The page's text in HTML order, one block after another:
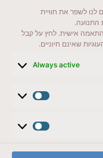
לנו לשפר את חוויית
התנועה.
אישית. לחץ על קבל
שאינם חיוניים.
Always active